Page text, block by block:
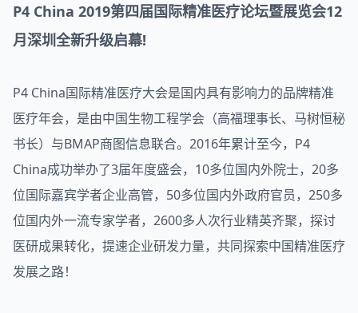
P4 China 2019第四届国际精准医疗论坛暨展览会12
月深圳全新升级启幕!
P4 China国际精准医疗大会是国内具有影响力的品牌精准
医疗年会，是由中国生物工程学会（高福理事长、马树恒秘
书长）与BMAP商图信息联合。2016年累计至今，P4
China成功举办了3届年度盛会，10多位国内外院士，20多
位国际嘉宾学者企业高管，50多位国内外政府官员，250多
位国内外一流专家学者，2600多人次行业精英齐聚，探讨
医研成果转化，提速企业研发力量，共同探索中国精准医疗
发展之路！